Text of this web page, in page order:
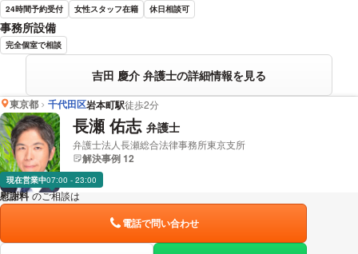
24時間予約受付 女性スタッフ在籍 休日相談可
事務所設備
完全個室で相談
吉田 慶介 弁護士の詳細情報を見る
東京都 千代田区岩本町駅徒歩2分
長瀬 佑志 弁護士
弁護士法人長瀬総合法律事務所東京支所
解決事例 12
現在営業中07:00 - 23:00
慰謝料 のご相談は
電話で問い合わせ